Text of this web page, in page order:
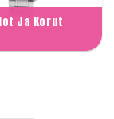
Ja Korut